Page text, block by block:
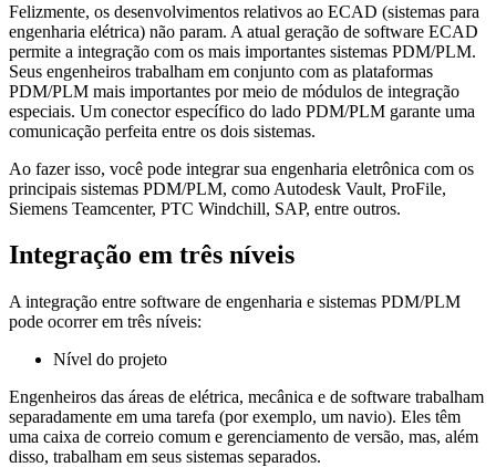
Felizmente, os desenvolvimentos relativos ao ECAD (sistemas para
engenharia elétrica) não param. A atual geração de software ECAD
permite a integração com os mais importantes sistemas PDM/PLM.
Seus engenheiros trabalham em conjunto com as plataformas
PDM/PLM mais importantes por meio de módulos de integração
especiais. Um conector específico do lado PDM/PLM garante uma
comunicação perfeita entre os dois sistemas.
Ao fazer isso, você pode integrar sua engenharia eletrônica com os
principais sistemas PDM/PLM, como Autodesk Vault, ProFile,
Siemens Teamcenter, PTC Windchill, SAP, entre outros.
Integração em três níveis
A integração entre software de engenharia e sistemas PDM/PLM
pode ocorrer em três níveis:
Nível do projeto
Engenheiros das áreas de elétrica, mecânica e de software trabalham
separadamente em uma tarefa (por exemplo, um navio). Eles têm
uma caixa de correio comum e gerenciamento de versão, mas, além
disso, trabalham em seus sistemas separados.